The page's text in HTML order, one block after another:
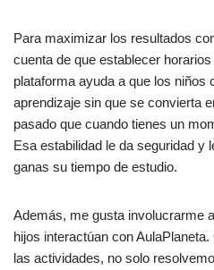
Para maximizar los resultados
cuenta de que establecer
plataforma ayuda a que los niños
aprendizaje sin que se convierta
pasado que cuando tienes un
Esa estabilidad le da seguridad y
ganas su tiempo de estudio.
Además, me gusta involucrarme
hijos interactúan con
las actividades, no solo